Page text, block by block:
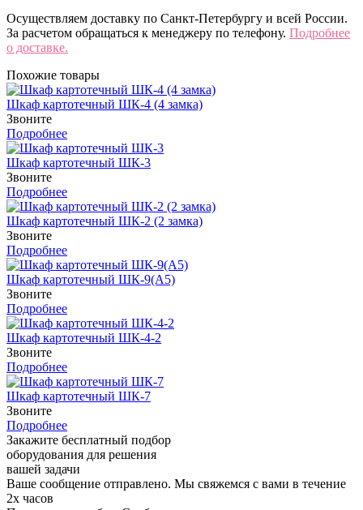
Осуществляем доставку по Санкт-Петербургу и всей России.
За расчетом обращаться к менеджеру по телефону. Подробнее
о доставке.
Похожие товары
Шкаф картотечный ШК-4 (4 замка)
Звоните
Подробнее
Шкаф картотечный ШК-3
Звоните
Подробнее
Шкаф картотечный ШК-2 (2 замка)
Звоните
Подробнее
Шкаф картотечный ШК-9(A5)
Звоните
Подробнее
Шкаф картотечный ШК-4-2
Звоните
Подробнее
Шкаф картотечный ШК-7
Звоните
Подробнее
Закажите бесплатный подбор
оборудования для решения
вашей задачи
Ваше сообщение отправлено. Мы свяжемся с вами в течение
2х часов